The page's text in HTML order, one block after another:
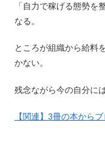
「自力で稼げる態勢を
なる。
ところが組織から給料
かない。
残念ながら今の自分に
【関連】3冊の本から